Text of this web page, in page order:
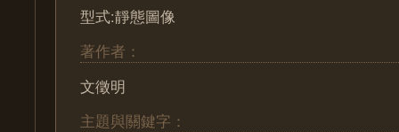
型式:靜態圖像
著作者：
文徵明
主題與關鍵字：